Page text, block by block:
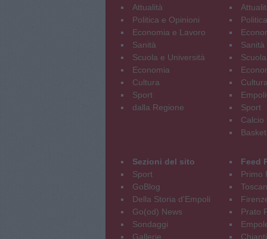
Attualità
Politica e Opinioni
Economia e Lavoro
Sanità
Scuola e Università
Economia
Cultura
Sport
dalla Regione
Sanità
Cultura
Sport
Calcio
Basket
Sezioni del sito
Sport
GoBlog
Della Storia d'Empoli
Go(od) News
Sondaggi
Gallerie
Feed
Primo
Prato